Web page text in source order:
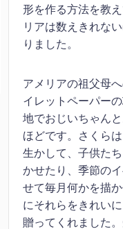
形を作る方法を教
リアは数えきれな
りました。
アメリアの祖父母
イレットペーパー
地でおじいちゃん
ほどです。さくら
生かして、子供た
かせたり、季節の
せて毎月何かを描
にそれらをきれい
贈ってくれました